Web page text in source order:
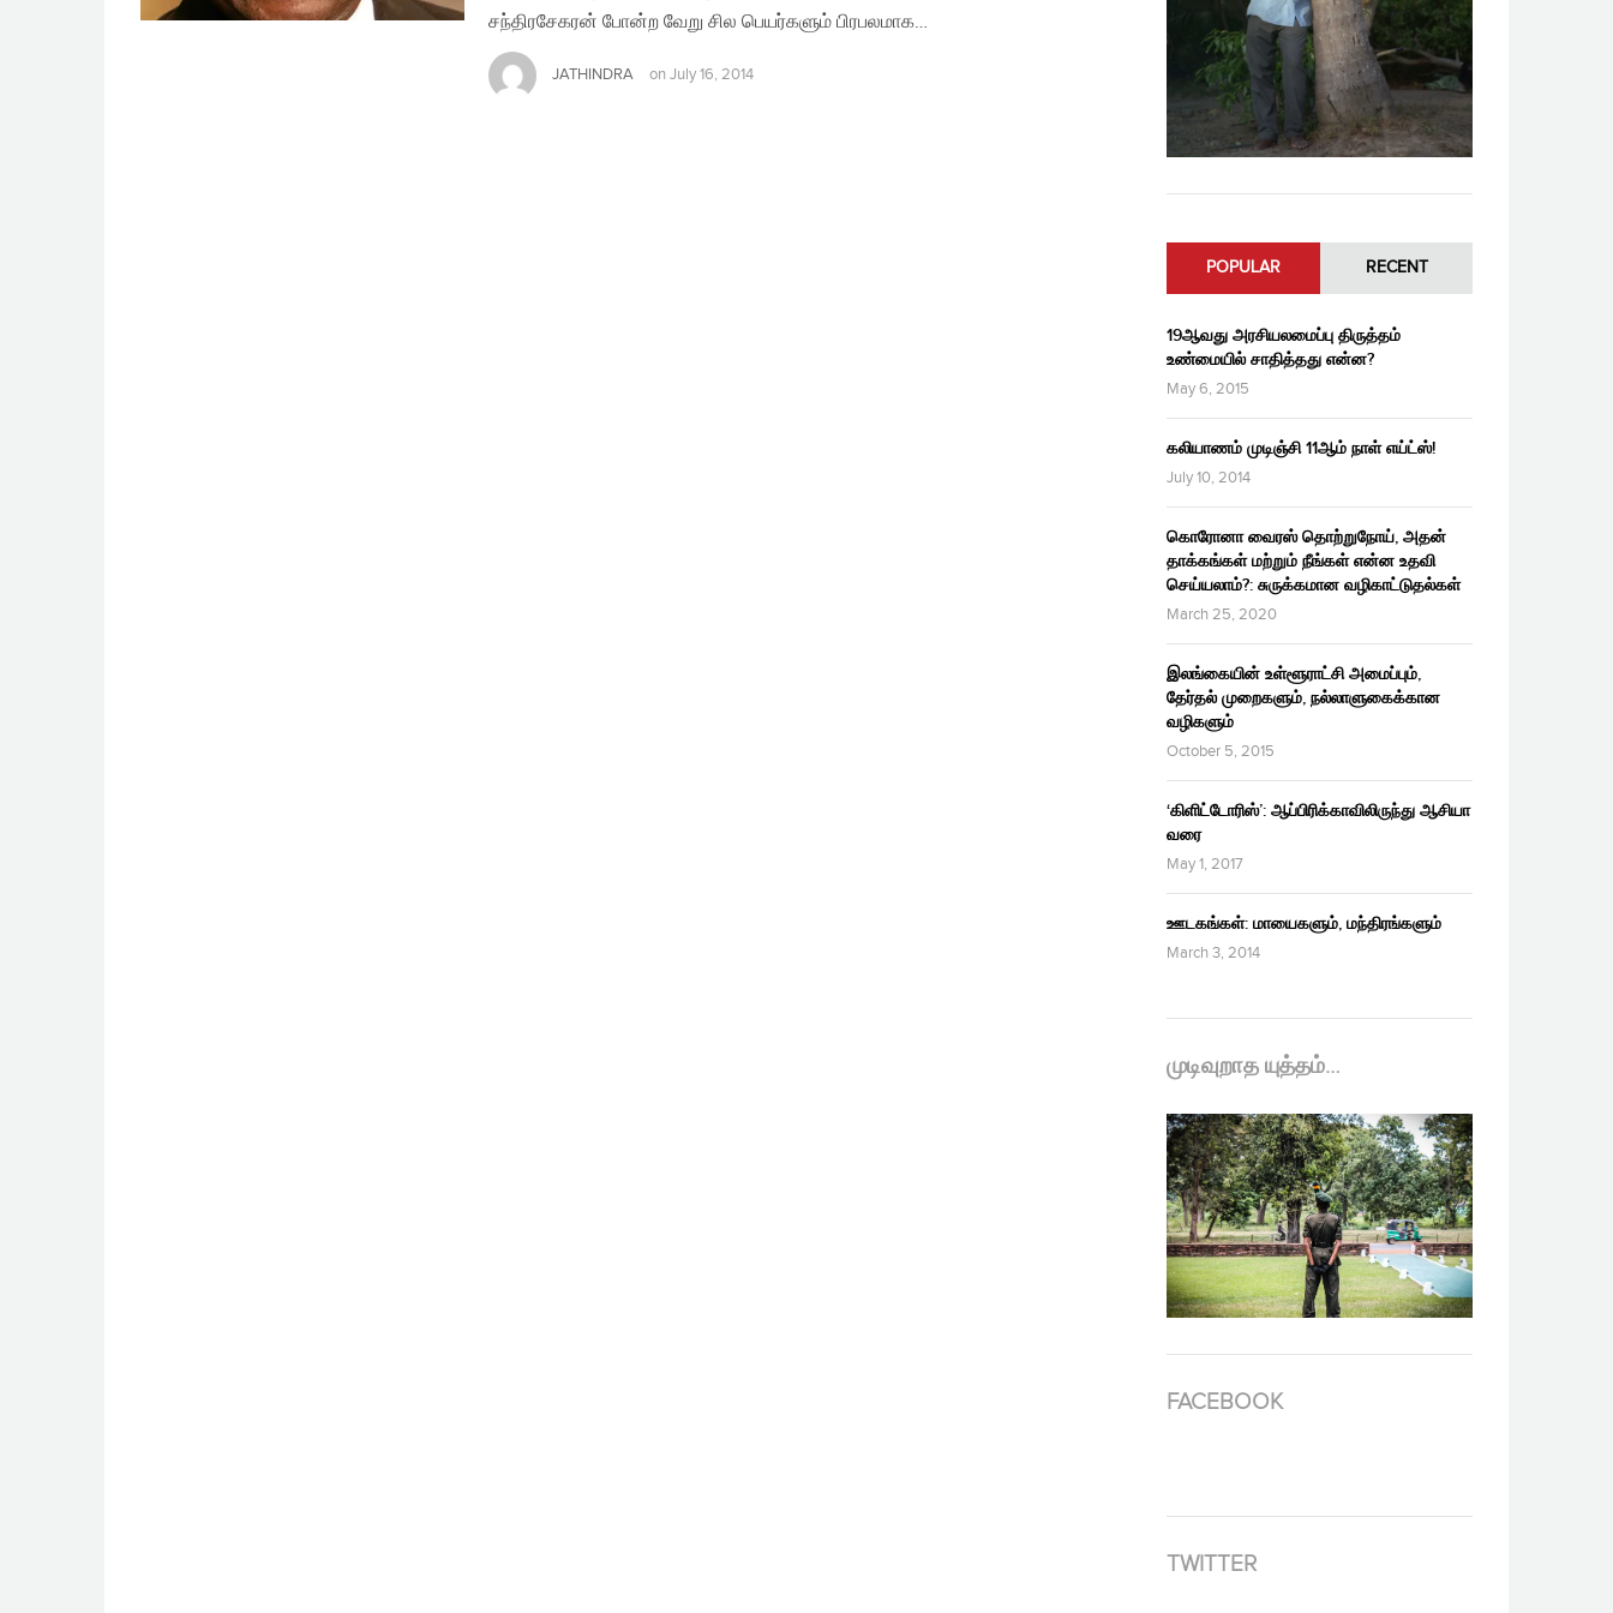
சந்திரசேகரன் போன்ற வேறு சில பெயர்களும் பிரபலமாக…
JATHINDRA on July 16, 2014
POPULAR RECENT
19ஆவது அரசியலமைப்பு திருத்தம்
உண்மையில் சாதித்தது என்ன?
May 6, 2015
கலியாணம் முடிஞ்சி 11ஆம் நாள் எய்ட்ஸ்!
July 10, 2014
கொரோனா வைரஸ் தொற்றுநோய், அதன்
தாக்கங்கள் மற்றும் நீங்கள் என்ன உதவி
செய்யலாம்?: சுருக்கமான வழிகாட்டுதல்கள்
March 25, 2020
இலங்கையின் உள்ளூராட்சி அமைப்பும்,
தேர்தல் முறைகளும், நல்லாளுகைக்கான
வழிகளும்
October 5, 2015
‘கிளிட்டோரிஸ்’: ஆப்பிரிக்காவிலிருந்து ஆசியா
வரை
May 1, 2017
ஊடகங்கள்: மாயைகளும், மந்திரங்களும்
March 3, 2014
முடிவுறாத யுத்தம்…
FACEBOOK
TWITTER